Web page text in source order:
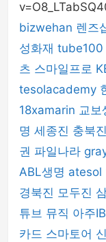
bizwehan 렌즈
성화재 tube100
츠 스마일프로
tesolacademy
18xamarin 교보
명 세종진 충북진
권 파일나라
ABL생명 atesol
경북진 모두진
튜브 뮤직 아주
카드 스마토어